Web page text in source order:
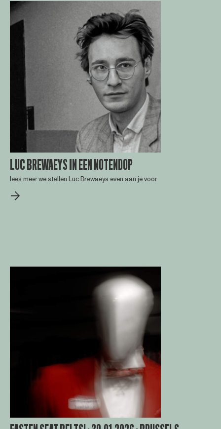
LUC BREWAEYS IN EEN NOTENDOP
lees mee: we stellen Luc Brewaeys even aan je voor